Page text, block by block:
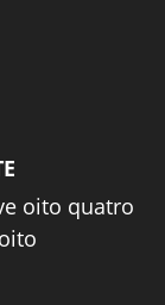
oito quatro